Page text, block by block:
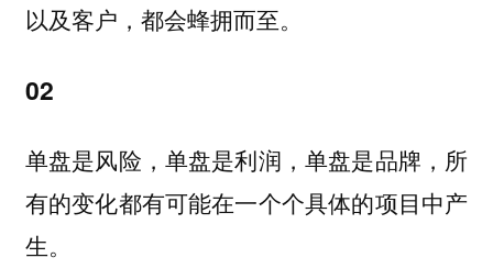
以及客户， 都会蜂拥而至。
02
单盘是风险，单盘是利润，单盘是品牌，所
有的变化都有可能在一个个具体的项目中产
生。